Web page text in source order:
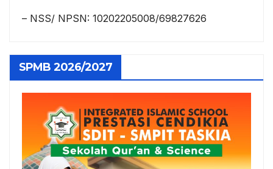
– NSS/ NPSN: 10202205008/69827626
SPMB 2026/2027